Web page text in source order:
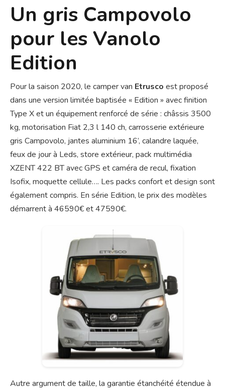
Un gris Campovolo
pour les Vanolo
Edition
Pour la saison 2020, le camper van Etrusco est proposé
dans une version limitée baptisée « Edition » avec finition
Type X et un équipement renforcé de série : châssis 3500
kg, motorisation Fiat 2,3 l 140 ch, carrosserie extérieure
gris Campovolo, jantes aluminium 16’, calandre laquée,
feux de jour à Leds, store extérieur, pack multimédia
XZENT 422 BT avec GPS et caméra de recul, fixation
Isofix, moquette cellule…. Les packs confort et design sont
également compris. En série Edition, le prix des modèles
démarrent à 46590€ et 47590€.
Autre argument de taille, la garantie étanchéité étendue à